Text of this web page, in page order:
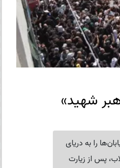
میلیونی با «رهبر شهید»
را به دریای
پس از زیارت